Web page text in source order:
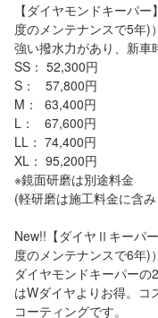
【ダイヤモンドキーパ
度のメンテナンスで5年)）
強い撥水力があり、新車
SS： 52,300円
S：   57,800円
M：  63,400円
L：   67,600円
LL： 74,400円
XL： 95,200円
※鏡面研磨は別途料金
(軽研磨は施工料金に含み
New!!【ダイヤⅡキーパ
度のメンテナンスで6年)）
ダイヤモンドキーパー
はWダイヤよりお得。コ
コーティングです。